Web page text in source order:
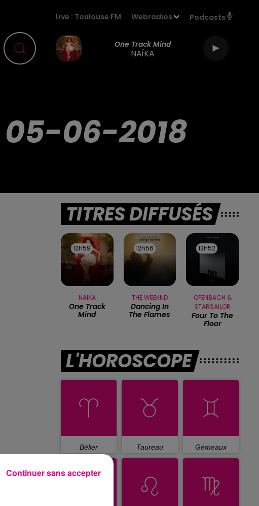
Live : Toulouse FM Webradios Podcasts
One Track Mind
NAÏKA
05-06-2018
TITRES DIFFUSÉS
12h59
12h59
NAÏKA
One Track
Mind
12h56
12h56
THE WEEKND
Dancing In
The Flames
12h52
12h52
OFENBACH &
STARSAILOR
Four To The
Floor
L'HOROSCOPE
Bélier Taureau Gémeaux
Continuer sans accepter